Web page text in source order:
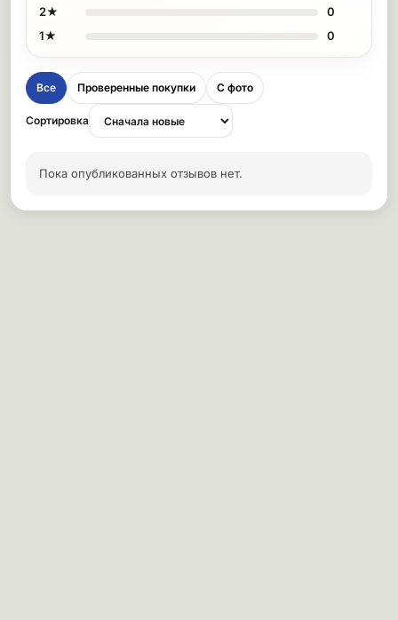
2★
0
1★
0
Все Проверенные покупки С фото
Сортировка
Пока опубликованных отзывов нет.